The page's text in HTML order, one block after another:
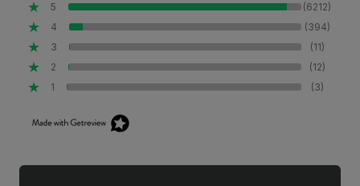
5
(6212)
4
(394)
3
(11)
2
(12)
1
(3)